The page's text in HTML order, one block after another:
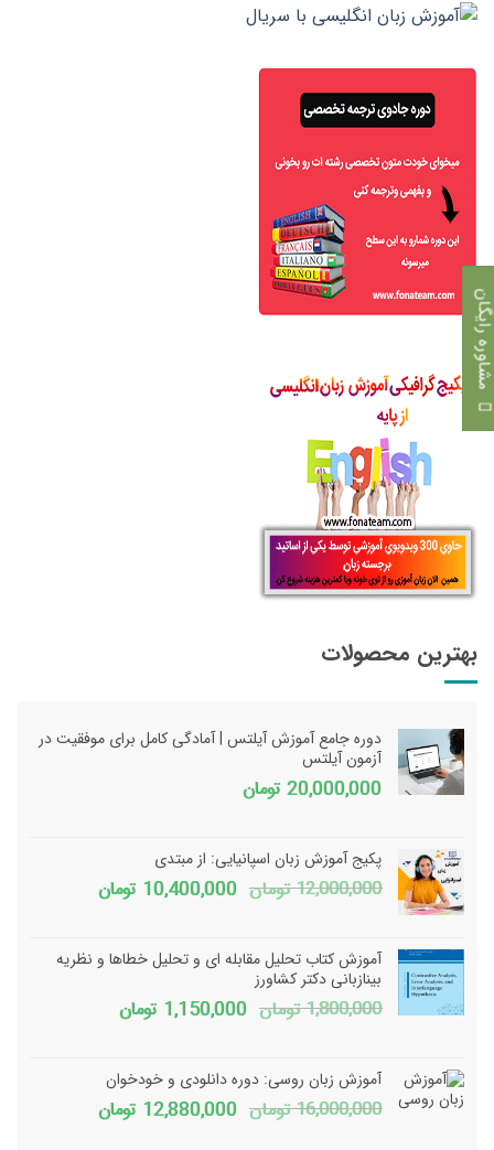
بهترین محصولات
دوره جامع آموزش آیلتس | آمادگی کامل برای موفقیت در
آزمون آیلتس
20,000,000 تومان
پکیج آموزش زبان اسپانیایی: از مبتدی
12,000,000 تومان قیمت
12,000,000 تومان
بود.
10,400,000 تومانقیمت
است.
آموزش کتاب تحلیل مقابله ای و تحلیل خطاها و نظریه
بینازبانی دکتر کشاورز
1,800,000 تومان قیمت
1,800,000 تومان
بود.
1,150,000 تومانقیمت
است.آموزش زبان روسی: دوره دانلودی و خودخوان
16,000,000 تومان قیمت
12,880,000 تومانقیمت